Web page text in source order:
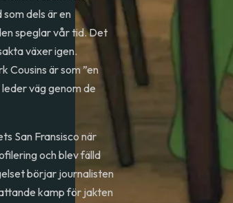
dels är en
speglar vår tid. Det
växer igen.
Cousins är som ”en
väg genom de
San Fransisco när
och blev fälld
börjar journalisten
kamp för jakten